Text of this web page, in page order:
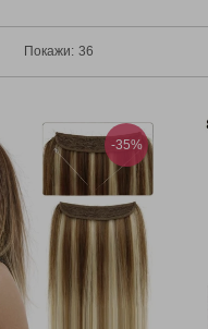
Покажи:
-35%